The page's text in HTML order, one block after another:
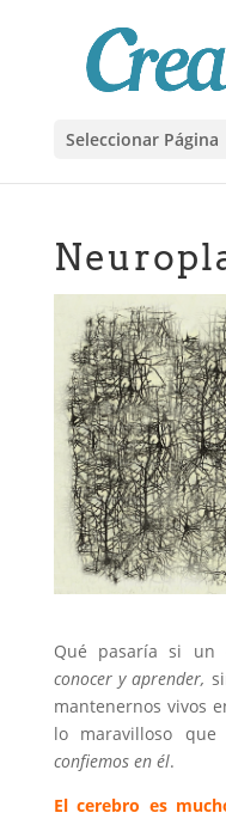
Seleccionar Página
Qué pasaría si un
conocer y aprender,
mantenernos vivos
lo maravilloso que
confiemos en él.
El cerebro es